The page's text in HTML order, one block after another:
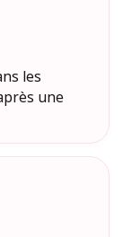
les
une